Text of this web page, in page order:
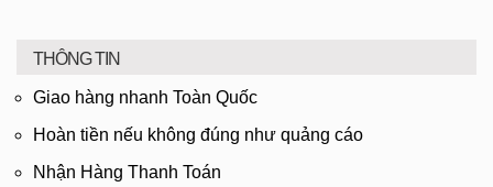
THÔNG TIN
Giao hàng nhanh Toàn Quốc
Hoàn tiền nếu không đúng như quảng cáo
Nhận Hàng Thanh Toán